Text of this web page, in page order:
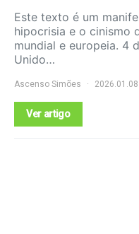
Este texto é um
hipocrisia e o cinismo
mundial e europeia. 4
Unido…
Ascenso Simões 2026.01.08
Ver artigo